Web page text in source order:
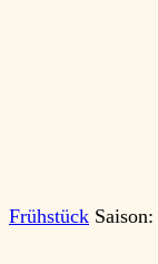
Frühstück Saison: